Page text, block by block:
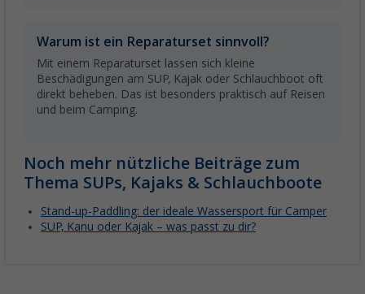
Warum ist ein Reparaturset sinnvoll?
Mit einem Reparaturset lassen sich kleine
Beschädigungen am SUP, Kajak oder Schlauchboot oft
direkt beheben. Das ist besonders praktisch auf Reisen
und beim Camping.
Noch mehr nützliche Beiträge zum
Thema SUPs, Kajaks & Schlauchboote
Stand-up-Paddling: der ideale Wassersport für Camper
SUP, Kanu oder Kajak – was passt zu dir?